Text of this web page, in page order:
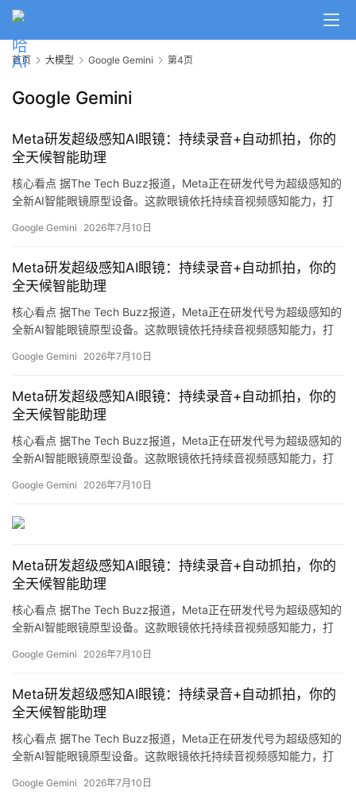
A
报
开
项
目
应
用
行
首页 大模型 Google Gemini 第4页
Google Gemini
Meta研发超级感知AI眼镜：持续录音+自动抓拍，你的
全天候智能助理
核心看点 据The Tech Buzz报道，Meta正在研发代号为超级感知的
全新AI智能眼镜原型设备。这款眼镜依托持续音视频感知能力，打
地到现有在售智能眼镜产品。 超级感知功能 这款原型眼镜的核心能
摄实景图像：每隔数秒自动抓拍画面 场景化智能问答：依托实时采
集…
Google Gemini 2026年7月10日
Meta研发超级感知AI眼镜：持续录音+自动抓拍，你的
全天候智能助理
核心看点 据The Tech Buzz报道，Meta正在研发代号为超级感知的
全新AI智能眼镜原型设备。这款眼镜依托持续音视频感知能力，打
地到现有在售智能眼镜产品。 超级感知功能 这款原型眼镜的核心能
摄实景图像：每隔数秒自动抓拍画面 场景化智能问答：依托实时采
集…
Google Gemini 2026年7月10日
Meta研发超级感知AI眼镜：持续录音+自动抓拍，你的
全天候智能助理
核心看点 据The Tech Buzz报道，Meta正在研发代号为超级感知的
全新AI智能眼镜原型设备。这款眼镜依托持续音视频感知能力，打
地到现有在售智能眼镜产品。 超级感知功能 这款原型眼镜的核心能
摄实景图像：每隔数秒自动抓拍画面 场景化智能问答：依托实时采
Google Gemini 2026年7月10日
Meta研发超级感知AI眼镜：持续录音+自动抓拍，你的
全天候智能助理
核心看点 据The Tech Buzz报道，Meta正在研发代号为超级感知的
全新AI智能眼镜原型设备。这款眼镜依托持续音视频感知能力，打
地到现有在售智能眼镜产品。 超级感知功能 这款原型眼镜的核心能
摄实景图像：每隔数秒自动抓拍画面 场景化智能问答：依托实时采
集…
Google Gemini 2026年7月10日
Meta研发超级感知AI眼镜：持续录音+自动抓拍，你的
全天候智能助理
核心看点 据The Tech Buzz报道，Meta正在研发代号为超级感知的
全新AI智能眼镜原型设备。这款眼镜依托持续音视频感知能力，打
地到现有在售智能眼镜产品。 超级感知功能 这款原型眼镜的核心能
Google Gemini 2026年7月10日